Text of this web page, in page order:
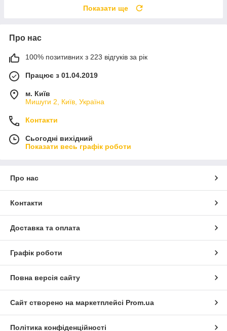
Показати ще
Про нас
100% позитивних з 223 відгуків за рік
Працює з 01.04.2019
м. Київ
Мишуги 2, Київ, Україна
Контакти
Сьогодні вихідний
Показати весь графік роботи
Про нас
Контакти
Доставка та оплата
Графік роботи
Повна версія сайту
Сайт створено на маркетплейсі Prom.ua
Політика конфіденційності